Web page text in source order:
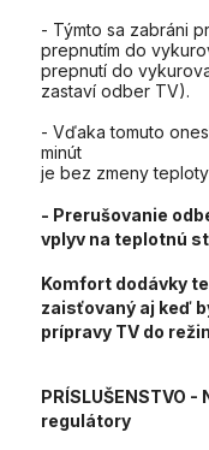
- Týmto sa zabráni
prepnutím do
prepnutí do
zastaví odber TV).
- Vďaka tomuto
minút
je bez zmeny
- Prerušovanie
vplyv na teplotnú
Komfort dodávky
zaisťovaný aj keď
prípravy TV do
PRÍSLUŠENSTVO -
regulátory